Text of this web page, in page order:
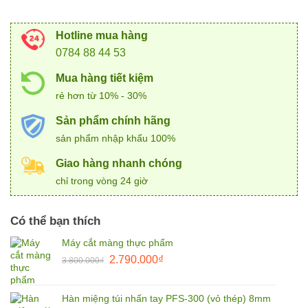
Hotline mua hàng
0784 88 44 53
Mua hàng tiết kiệm
rẻ hơn từ 10% - 30%
Sản phẩm chính hãng
sản phẩm nhập khẩu 100%
Giao hàng nhanh chóng
chỉ trong vòng 24 giờ
Có thể bạn thích
Máy cắt màng thực phẩm
3.800.000₫
Giá
3.800.000₫.
2.790.000₫Giá
là:
Hàn miệng túi nhấn tay PFS-300 (vỏ thép) 8mm